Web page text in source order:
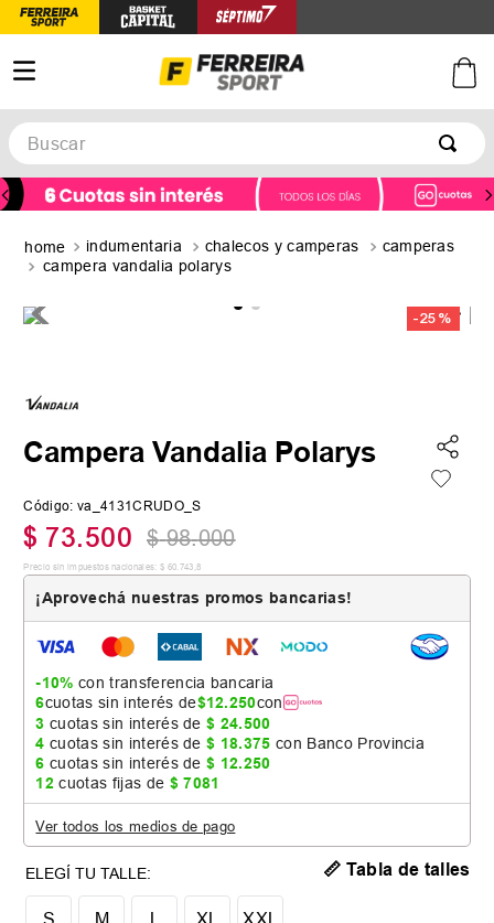
Buscar
indumentaria chalecos y camperas
camperas
campera vandalia polarys
-25 %
Campera Vandalia Polarys
Código: va_4131CRUDO_S
$ 73.500 $ 98.000
Precio sin impuestos nacionales: $ 60 743 8
¡Aprovechá nuestras promos bancarias!
-10% con transferencia bancaria
6cuotas sin interés de$12.250con
3 cuotas sin interés de$ 24.500
4 cuotas sin interés de$ 18.375 con Banco Provincia
6 cuotas sin interés de$ 12.250
12 cuotas fijas de $ 7081
Ver todos los medios de pago
S L
M XL XXL
📏 Tabla de talles
TÉRMINOS MÁS BUSCADOS
.
basquet